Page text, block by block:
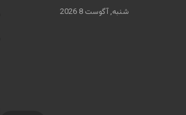
شنبه, آگوست 8 2026